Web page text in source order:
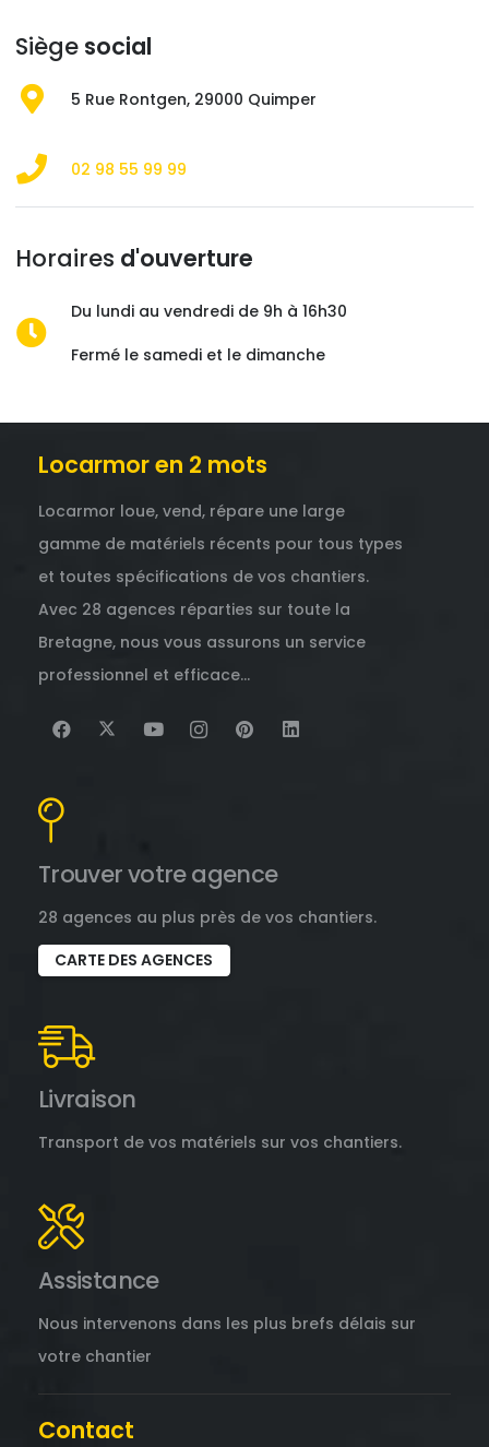
Siège social
5 Rue Rontgen, 29000 Quimper
02 98 55 99 99
Horaires d'ouverture
Du lundi au vendredi de 9h à 16h30
Fermé le samedi et le dimanche
Locarmor en 2 mots
Locarmor loue, vend, répare une large
gamme de matériels récents pour tous types
et toutes spécifications de vos chantiers.
Avec 28 agences réparties sur toute la
Bretagne, nous vous assurons un service
professionnel et efficace…
Trouver votre agence
28 agences au plus près de vos chantiers.
CARTE DES AGENCES
Livraison
Transport de vos matériels sur vos chantiers.
Assistance
Nous intervenons dans les plus brefs délais sur
votre chantier
Contact